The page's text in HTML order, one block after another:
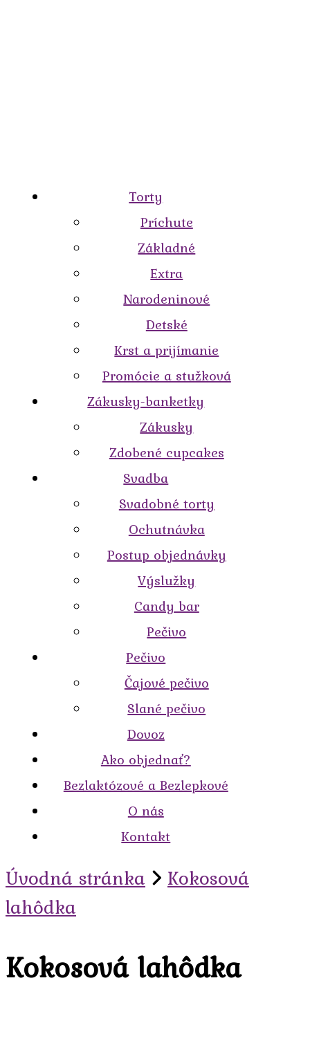
Torty
Príchute
Základné
Extra
Narodeninové
Detské
Krst a prijímanie
Promócie a stužková
Zákusky-banketky
Zákusky
Zdobené cupcakes
Svadba
Svadobné torty
Ochutnávka
Postup objednávky
Výslužky
Candy bar
Pečivo
Pečivo
Čajové pečivo
Slané pečivo
Dovoz
Ako objednať?
Bezlaktózové a Bezlepkové
O nás
Kontakt
Úvodná stránka
Kokosová
lahôdka
Kokosová lahôdka